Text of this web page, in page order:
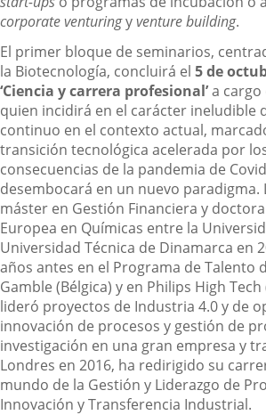
corporate venturingyventure building.
El primer bloque de seminarios,
la Biotecnología, concluirá el 5 de
‘Ciencia y carrera profesional’a cargo
quien incidirá en el carácter ineludible
continuo en el contexto actual,
transición tecnológica acelerada por
consecuencias de la pandemia de
desembocará en un nuevo paradigma.
máster en Gestión Financiera y
Europea en Químicas entre la
Universidad Técnica de Dinamarca en
años antes en el Programa de Talento
Gamble (Bélgica) y en Philips High
lideró proyectos de Industria 4.0 y de
innovación de procesos y gestión de
investigación en una gran empresa y
Londres en 2016, ha redirigido su
mundo de la Gestión y Liderazgo de
Innovación y Transferencia Industrial.